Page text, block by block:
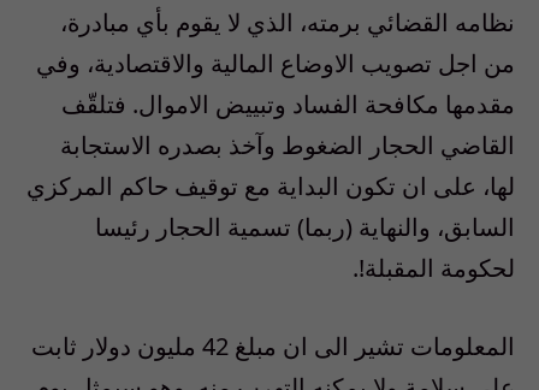
نظامه القضائي برمته، الذي لا يقوم بأي مبادرة،
من اجل تصويب الاوضاع المالية والاقتصادية، وفي
مقدمها مكافحة الفساد وتبييض الاموال. فتلقّف
القاضي الحجار الضغوط وآخذ بصدره الاستجابة
لها، على ان تكون البداية مع توقيف حاكم المركزي
السابق، والنهاية (ربما) تسمية الحجار رئيسا
لحكومة المقبلة!.
المعلومات تشير الى ان مبلغ 42 مليون دولار ثابت